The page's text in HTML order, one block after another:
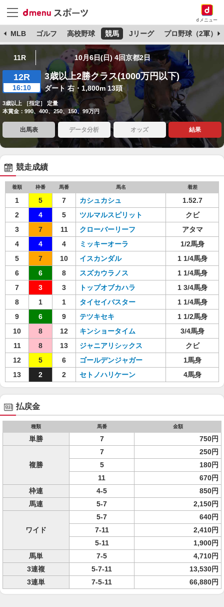
dメニュー
MLB ゴルフ 高校野球 競馬 Jリーグ プロ野球（2軍）
11R 10月6日(日) 4回京都2日
12R
16:10
3歳以上2勝クラス(1000万円以下)
ダート 右・1,800m 13頭
3歳以上 ［指定］ 定量
本賞金：990、400、250、150、99万円
出馬表 データ分析 オッズ 結果
競走成績
着順 枠番 馬番 馬名 着差
1 5 7 カシュカシュ
1.52.7
2
4 5 ツルマルスピリット
クビ
3
7 11 クローバーリーフ
アタマ
4
4 4 ミッキーオーラ
1/2馬身
5
7 10 イスカンダル
1 1/4馬身
6
6 8 スズカウラノス
1 1/4馬身
7
3 3 トップオブカハラ
1 3/4馬身
8
1 1 タイセイバスター
1 1/4馬身
9
6 9 テツキセキ
1 1/2馬身
10
8 12 キンショータイム
3/4馬身
11
8 13 ジャニアリシックス
クビ
12
5 6 ゴールデンジャガー
1馬身
13
2 2 セトノハリケーン 4馬身
払戻金
種類 馬番 金額
単勝 7 750円
複勝
7
250円
5
180円
11
670円
枠連
4-5
850円
馬連
5-7 2,150円
ワイド
5-7
640円
7-11
2,410円
5-11
1,900円
馬単
7-5
4,710円
3連複
5-7-11
13,530円
3連単
7-5-11 66,880円